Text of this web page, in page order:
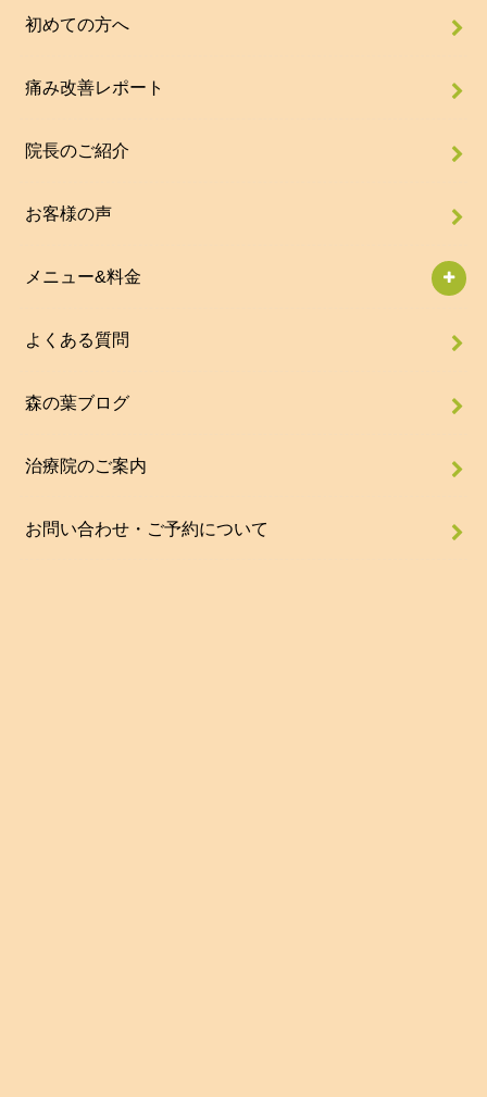
初めての方へ
痛み改善レポート
院長のご紹介
お客様の声
メニュー&料金
よくある質問
森の葉ブログ
治療院のご案内
お問い合わせ・ご予約について